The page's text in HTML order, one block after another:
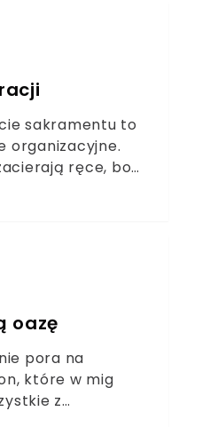
sakramentu to
organizacyjne.
ręce, bo
oazę
pora na
które w mig
z